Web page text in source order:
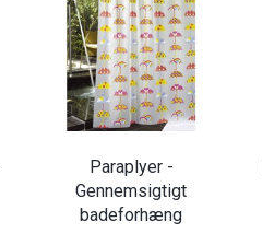
Paraplyer -
Gennemsigtigt
badeforhæng